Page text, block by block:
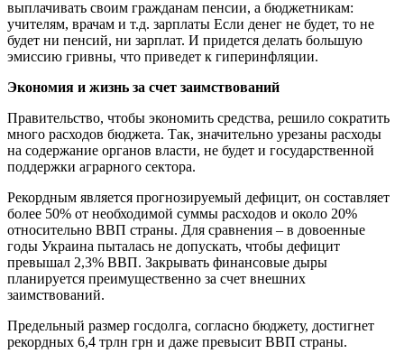
выплачивать своим гражданам пенсии, а бюджетникам:
учителям, врачам и т.д. зарплаты Если денег не будет, то не
будет ни пенсий, ни зарплат. И придется делать большую
эмиссию гривны, что приведет к гиперинфляции.
Экономия и жизнь за счет заимствований
Правительство, чтобы экономить средства, решило сократить
много расходов бюджета. Так, значительно урезаны расходы
на содержание органов власти, не будет и государственной
поддержки аграрного сектора.
Рекордным является прогнозируемый дефицит, он составляет
более 50% от необходимой суммы расходов и около 20%
относительно ВВП страны. Для сравнения – в довоенные
годы Украина пыталась не допускать, чтобы дефицит
превышал 2,3% ВВП. Закрывать финансовые дыры
планируется преимущественно за счет внешних
заимствований.
Предельный размер госдолга, согласно бюджету, достигнет
рекордных 6,4 трлн грн и даже превысит ВВП страны.